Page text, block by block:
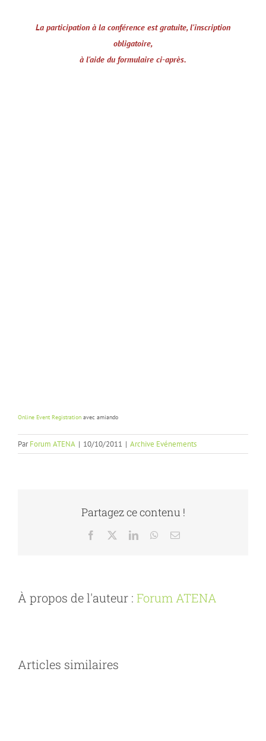
La participation à la conférence est gratuite, l'inscription
obligatoire,
à l'aide du formulaire ci-après.
Online Event Registration avec amiando
ParForum ATENA | 10/10/2011 | Archive Evénements
Partagez ce contenu !
Facebook LinkedInWhatsApp
Email
À propos de l'auteur : Forum ATENA
Articles similaires